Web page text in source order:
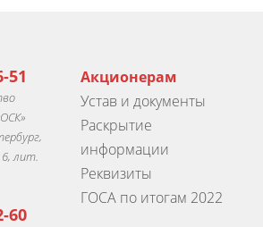
51
6, лит.
60
Акционерам
Устав и документы
Раскрытие
информации
Реквизиты
ГОСА по итогам 2022